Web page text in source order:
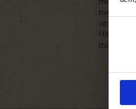
hvor du
op mod
Hill. Alt
mad.